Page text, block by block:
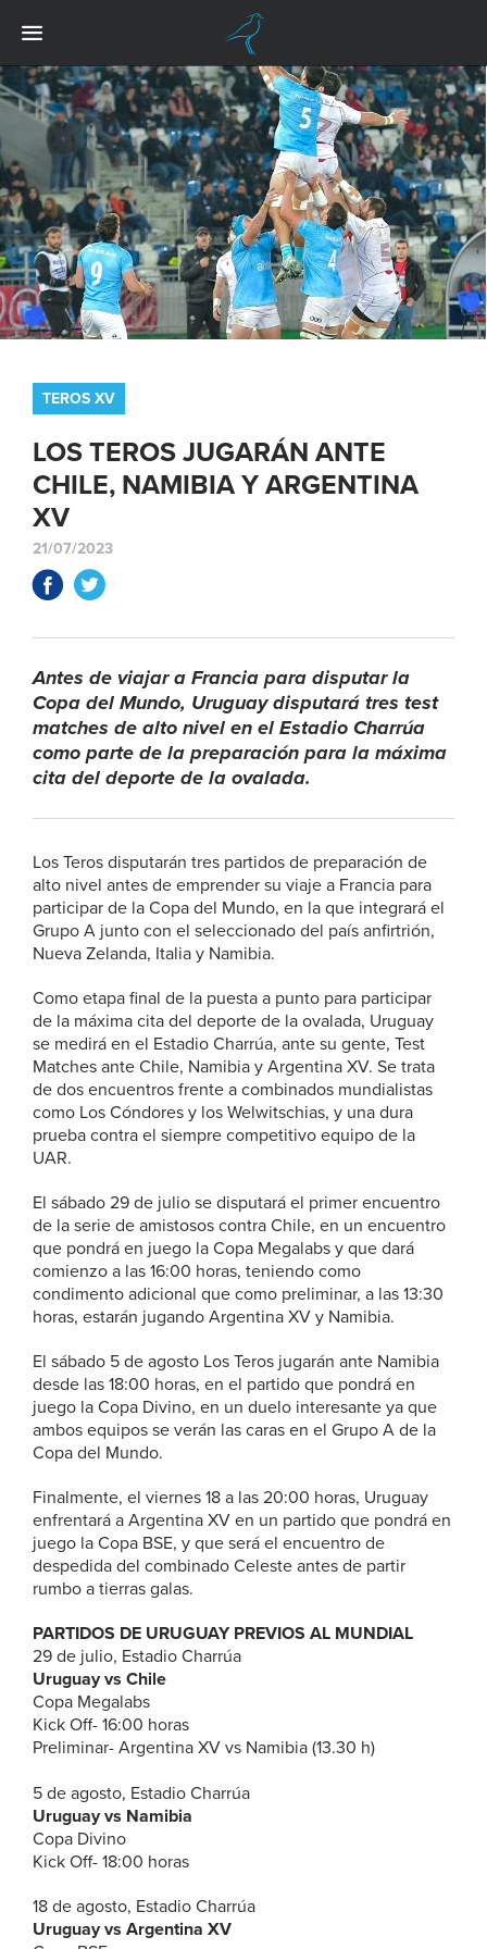
TEROS XV
LOS TEROS JUGARÁN ANTE
CHILE, NAMIBIA Y ARGENTINA
XV
21/07/2023
Antes de viajar a Francia para disputar la
Copa del Mundo, Uruguay disputará tres test
matches de alto nivel en el Estadio Charrúa
como parte de la preparación para la máxima
cita del deporte de la ovalada.
Los Teros disputarán tres partidos de preparación de
alto nivel antes de emprender su viaje a Francia para
participar de la Copa del Mundo, en la que integrará el
Grupo A junto con el seleccionado del país anfirtrión,
Nueva Zelanda, Italia y Namibia.
Como etapa final de la puesta a punto para participar
de la máxima cita del deporte de la ovalada, Uruguay
se medirá en el Estadio Charrúa, ante su gente, Test
Matches ante Chile, Namibia y Argentina XV. Se trata
de dos encuentros frente a combinados mundialistas
como Los Cóndores y los Welwitschias, y una dura
prueba contra el siempre competitivo equipo de la
UAR.
El sábado 29 de julio se disputará el primer encuentro
de la serie de amistosos contra Chile, en un encuentro
que pondrá en juego la Copa Megalabs y que dará
comienzo a las 16:00 horas, teniendo como
condimento adicional que como preliminar, a las 13:30
horas, estarán jugando Argentina XV y Namibia.
El sábado 5 de agosto Los Teros jugarán ante Namibia
desde las 18:00 horas, en el partido que pondrá en
juego la Copa Divino, en un duelo interesante ya que
ambos equipos se verán las caras en el Grupo A de la
Copa del Mundo.
Finalmente, el viernes 18 a las 20:00 horas, Uruguay
enfrentará a Argentina XV en un partido que pondrá en
juego la Copa BSE, y que será el encuentro de
despedida del combinado Celeste antes de partir
rumbo a tierras galas.
PARTIDOS DE URUGUAY PREVIOS AL MUNDIAL
29 de julio, Estadio Charrúa
Uruguay vs Chile
Copa Megalabs
Kick Off- 16:00 horas
Preliminar- Argentina XV vs Namibia (13.30 h)
5 de agosto, Estadio Charrúa
Uruguay vs Namibia
Copa Divino
Kick Off- 18:00 horas
18 de agosto, Estadio Charrúa
Uruguay vs Argentina XV